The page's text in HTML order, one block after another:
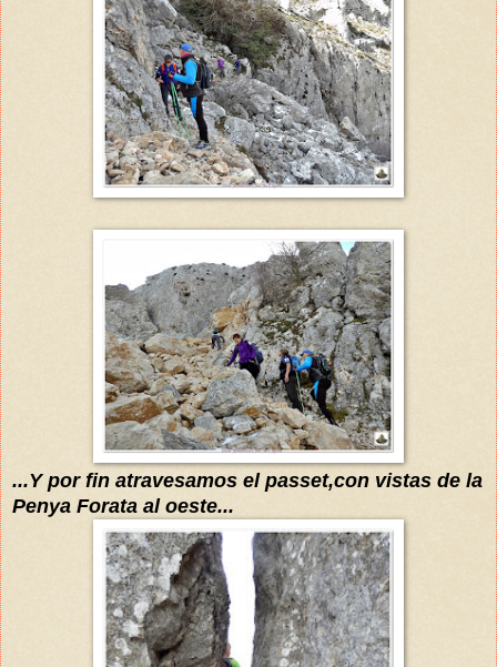
...Y por fin atravesamos el passet,con vistas de la
Penya Forata al oeste...